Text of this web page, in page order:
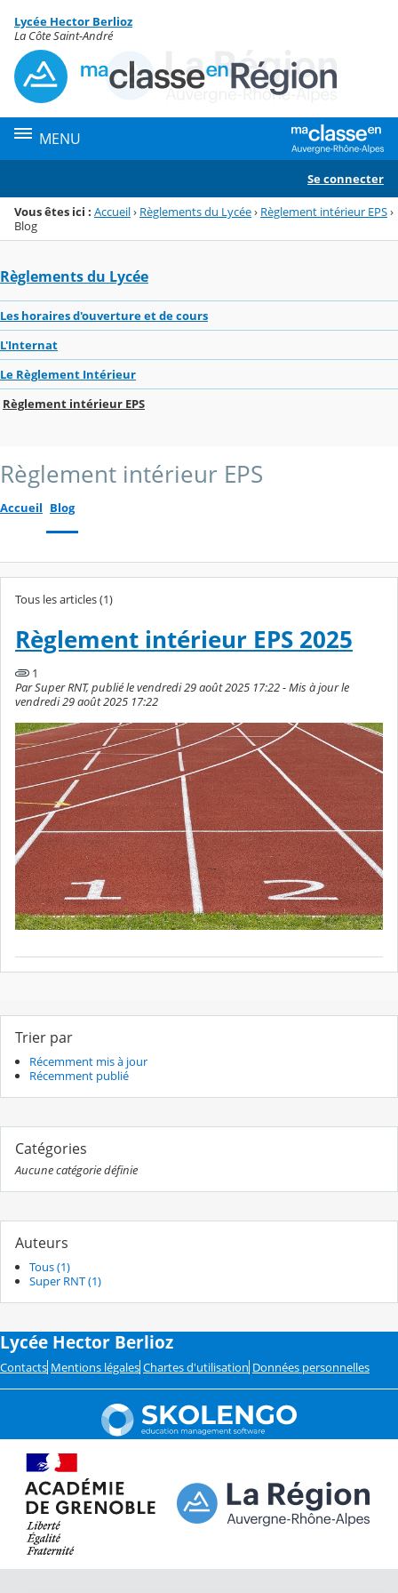
Menu de la rubrique
Contenu
Lycée Hector Berlioz
La Côte Saint-André
MENU
Se connecter
Vous êtes ici : Accueil› Règlements du Lycée› Règlement intérieur EPS›
Blog
Règlements du Lycée
Les horaires d'ouverture et de cours
L'Internat
Le Règlement Intérieur
Règlement intérieur EPS
Règlement intérieur EPS
Accueil Blog
Tous les articles (1)
Règlement intérieur EPS 2025
1
Par Super RNT, publié le vendredi 29 août 2025 17:22 - Mis à jour le
vendredi 29 août 2025 17:22
Trier par
Récemment mis à jour
Récemment publié
Catégories
Aucune catégorie définie
Auteurs
Tous (1)
Super RNT (1)
Lycée Hector Berlioz
Contacts Mentions légales Chartes d'utilisation Données personnelles